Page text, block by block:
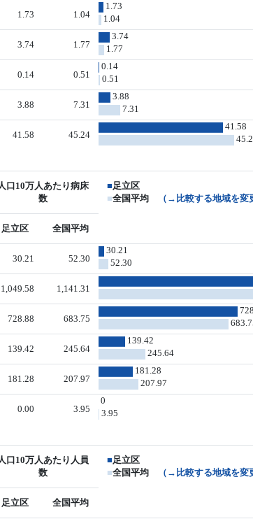
1.73 1.04
1.73
1.04
3.74 1.77
3.74
1.77
0.14 0.51
0.14
0.51
3.88 7.31
3.88
7.31
41.58 45.24
41.58
口10万人あたり病床
数
■足立区
■全国平均 （→比較する地域を変
足立区 全国平均
30.21 52.30
30.21
52.30
1,049.58 1,141.31
728.88 683.75
139.42 245.64
139.42
245.64
181.28 207.97
181.28
207.97
0.00 3.95
0
3.95
口10万人あたり人員
数
■足立区
■全国平均 （→比較する地域を変
足立区 全国平均